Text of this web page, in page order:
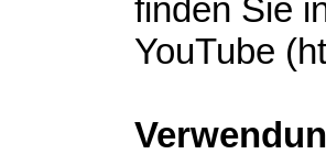
finden Sie
YouTube